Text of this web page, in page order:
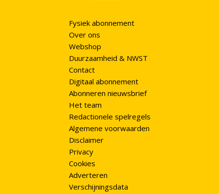
Fysiek abonnement
Over ons
Webshop
Duurzaamheid & NWST
Contact
Digitaal abonnement
Abonneren nieuwsbrief
Het team
Redactionele spelregels
Algemene voorwaarden
Disclaimer
Privacy
Cookies
Adverteren
Verschijningsdata